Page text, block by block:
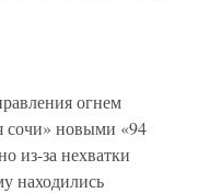
огнем
сочи» новыми «94
из-за нехватки
находились